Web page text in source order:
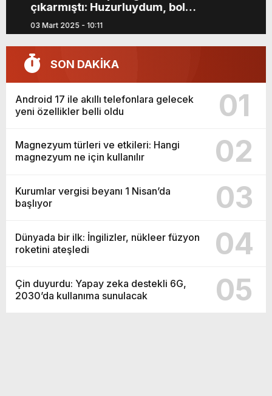
dağlarında bal üretmeye başladı
26 Haziran 2024 - 23:23
SON DAKİKA
Android 17 ile akıllı telefonlara gelecek
yeni özellikler belli oldu
01
Magnezyum türleri ve etkileri: Hangi
magnezyum ne için kullanılır
02
Kurumlar vergisi beyanı 1 Nisan’da
başlıyor
03
Dünyada bir ilk: İngilizler, nükleer füzyon
roketini ateşledi
04
Çin duyurdu: Yapay zeka destekli 6G,
2030’da kullanıma sunulacak
05